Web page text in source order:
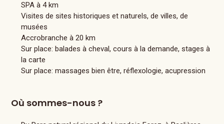
SPA à 4 km
Visites de sites historiques et naturels, de villes, de
musées
Accrobranche à 20 km
Sur place: balades à cheval, cours à la demande, stages à
la carte
Sur place: massages bien être, réflexologie, acupression
Où sommes-nous ?